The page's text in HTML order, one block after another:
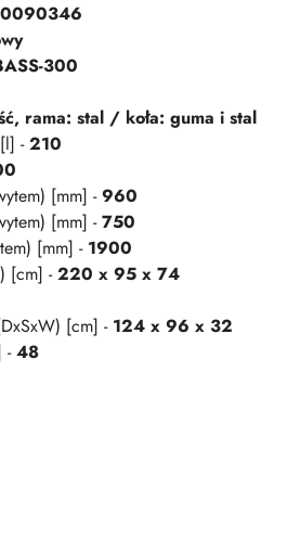
300
rama: stal / koła: guma i stal
-210
[mm] -960
[mm] -750
[mm] - 1900
[cm] -220 x 95 x 74
[cm] - 124 x 96 x 32
-48